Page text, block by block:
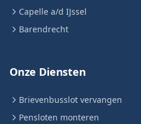
Capelle a/d IJssel
Barendrecht
Onze Diensten
Brievenbusslot vervangen
Pensloten monteren